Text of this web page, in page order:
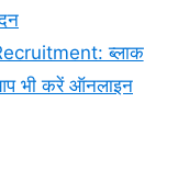
ब्लाक
आप भी करें ऑनलाइन